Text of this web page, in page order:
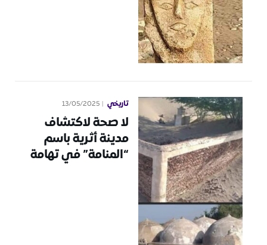
تاريخي 13/05/2025
لا صحة لاكتشاف
مدينة أثرية باسم
“المنامة” في تهامة